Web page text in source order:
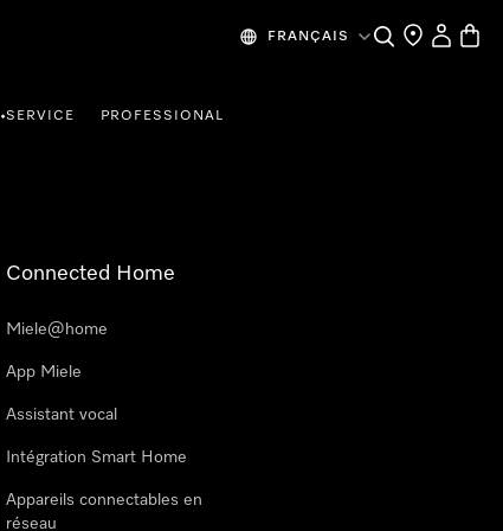
FRANÇAIS SearchFind a store
My
•SERVICE PROFESSIONAL
Connected Home
Miele@home
App Miele
Assistant vocal
Intégration Smart Home
Appareils connectables en
réseau